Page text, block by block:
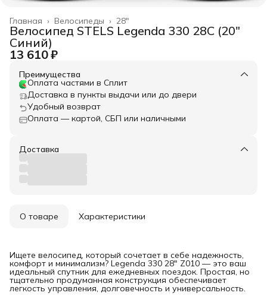
28"
Велосипеды ›
Главная ›
Велосипед STELS Legenda 330 28C (20"
Синий)
13 610 ₽
Преимущества
Оплата частями в Сплит
Доставка в пункты выдачи или до двери
Удобный возврат
Оплата — картой, СБП или наличными
Доставка
О товаре Характеристики
Ищете велосипед, который сочетает в себе надежность,
комфорт и минимализм? Legenda 330 28" Z010 — это ваш
идеальный спутник для ежедневных поездок. Простая, но
тщательно продуманная конструкция обеспечивает
легкость управления, долговечность и универсальность.